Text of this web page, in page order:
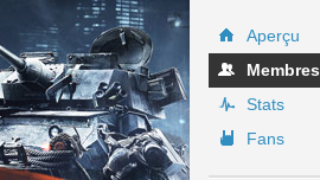
Aperçu
Membres
Stats
Fans